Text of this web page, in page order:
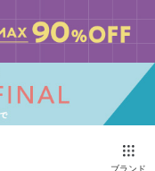
ブランド